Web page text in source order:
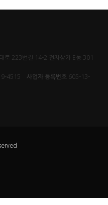
로 223번길 14-2 전자상가 E동 301
4515 사업자 등록번호 605-13-